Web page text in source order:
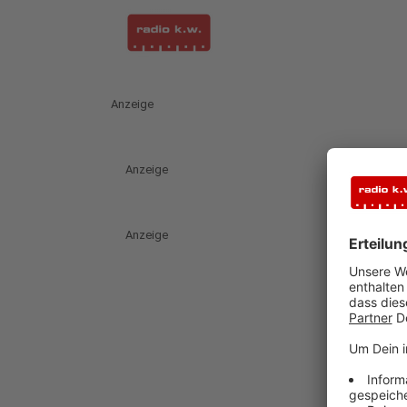
Anzeige
Anzeige
Anzeige